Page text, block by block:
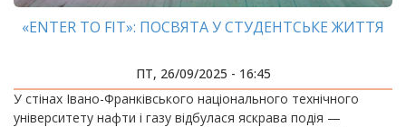
«ENTER TO FIT»: ПОСВЯТА У СТУДЕНТСЬКЕ ЖИТТЯ
ПТ, 26/09/2025 - 16:45
У стінах Івано-Франківського національного технічного
університету нафти і газу відбулася яскрава подія —